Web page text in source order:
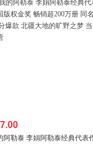
阿勒泰 李娟阿勒泰经典代表